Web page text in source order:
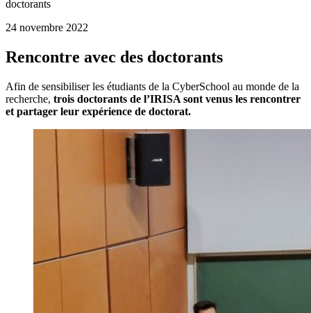
doctorants
24 novembre 2022
Rencontre avec des doctorants
Afin de sensibiliser les étudiants de la CyberSchool au monde de la
recherche, trois doctorants de l’IRISA sont venus les rencontrer
et partager leur expérience de doctorat.